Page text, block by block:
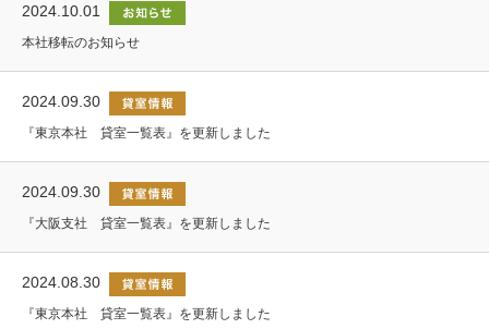
2024.10.01
本社移転のお知らせ
2024.09.30
『東京本社 貸室一覧表』を更新しました
2024.09.30
『大阪支社 貸室一覧表』を更新しました
2024.08.30
『東京本社 貸室一覧表』を更新しました